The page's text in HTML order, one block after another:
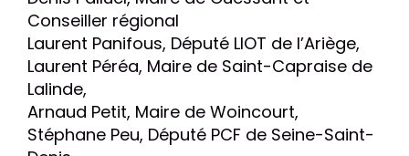
Conseiller régional
Laurent Panifous, Député LIOT de l’Ariège,
Laurent Péréa, Maire de Saint-Capraise de
Lalinde,
Arnaud Petit, Maire de Woincourt,
Stéphane Peu, Député PCF de Seine-Saint-